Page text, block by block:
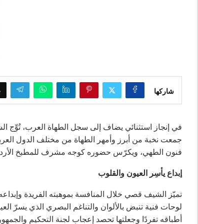
شاركها
جمعت نخبة من أبرز وأمهر الطهاة من مختلف الدول
فنون الطهي، ويكرّس حضوره كوجه مشرف للمطبخ
إبداع يأسِر العيون والقلوب
تميّز الشيف قصي خلال المنافسة بموهبته الفريدة
لوحات فنية تنبض بالألوان والتناغم البصري الذي يسرّ
أطباقه تفردًا وجعلتها تحصد إعجاب لجنة التحكيم